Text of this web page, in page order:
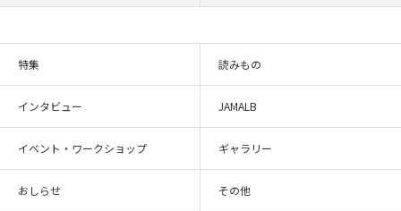
特集 読みもの
インタビュー JAMALB
イベント・ワークショップ ギャラリー
おしらせ その他